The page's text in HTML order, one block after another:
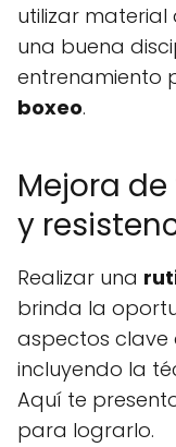
utilizar material
una buena
entrenamiento
boxeo.
Mejora
y
Realizar una
brinda la
aspectos clave
incluyendo la
Aquí te
para lograrlo.